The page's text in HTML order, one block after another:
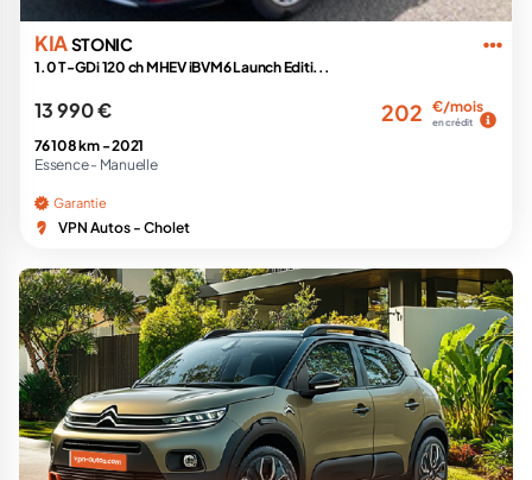
KIASTONIC
1.0 T-GDi 120 ch MHEV iBVM6 Launch Editi...
13 990 € 202 €/mois
en crédit
76 108 km -2021
Essence - Manuelle
Garantie
VPN Autos - Cholet